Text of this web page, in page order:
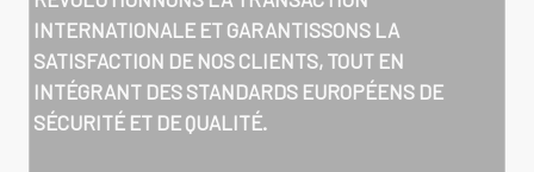
INTERNATIONALE ET GARANTISSONS LA
SATISFACTION DE NOS CLIENTS, TOUT EN
INTÉGRANT DES STANDARDS EUROPÉENS DE
SÉCURITÉ ET DE QUALITÉ.